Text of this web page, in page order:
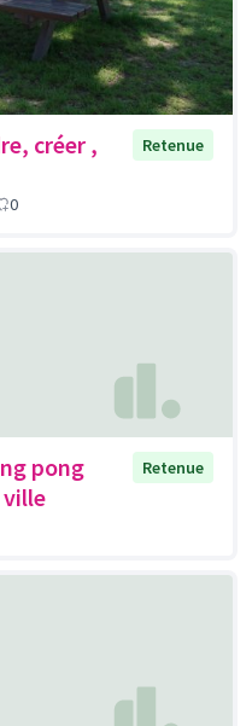
créer ,
Retenue
0
pong
ville
Retenue